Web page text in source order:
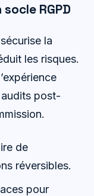
RGPD
la
les risques.
audits post-
de
réversibles.
pour